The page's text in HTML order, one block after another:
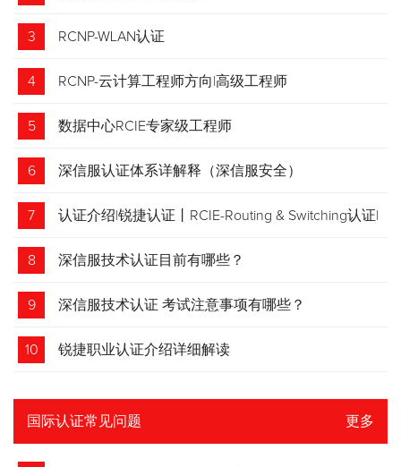
3 RCNP-WLAN认证
4 RCNP-云计算工程师方向|高级工程师
5 数据中心RCIE专家级工程师
6 深信服认证体系详解释（深信服安全）
7 认证介绍|锐捷认证丨RCIE-Routing & Switching认证|
专家级网络工程师
8 深信服技术认证目前有哪些？
9 深信服技术认证 考试注意事项有哪些？
10 锐捷职业认证介绍详细解读
国际认证常见问题 更多